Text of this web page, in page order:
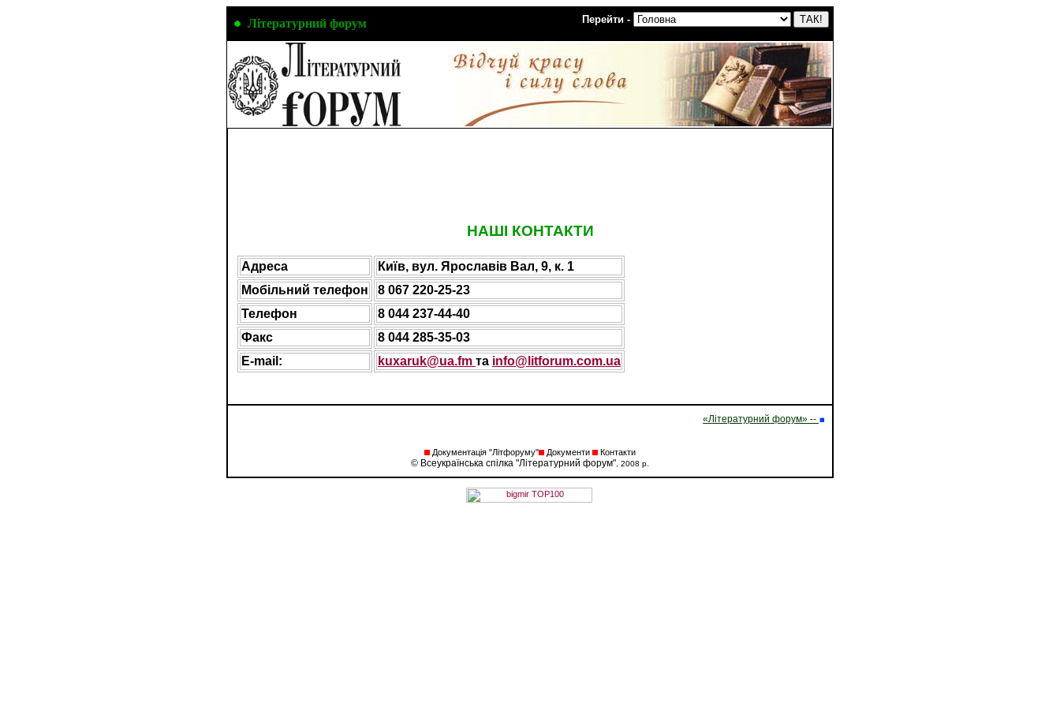
Літературний форум Перейти -
НАШІ КОНТАКТИ
Адреса
Київ, вул. Ярославів Вал, 9, к. 1
Мобільний телефон
8 067 220-25-23
Телефон
8 044 237-44-40
Факс
8 044 285-35-03
E-mail:
kuxaruk@ua.fm та info@litforum.com.ua
«Літературний форум» --
Документація "Літфоруму" Документи Контакти
© Всеукраїнська спілка "Літературний форум" , 2008 р.